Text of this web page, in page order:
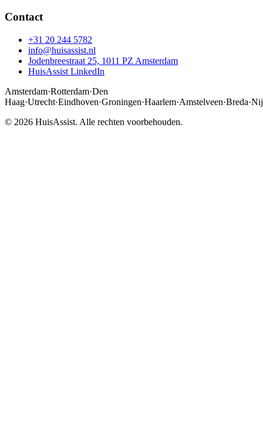
Contact
+31 20 244 5782
info@huisassist.nl
Jodenbreestraat 25, 1011 PZ Amsterdam
HuisAssist LinkedIn
Amsterdam·Rotterdam·Den
Haag·Utrecht·Eindhoven·Groningen·Haarlem·Amstelveen·Breda·
© 2026 HuisAssist. Alle rechten voorbehouden.